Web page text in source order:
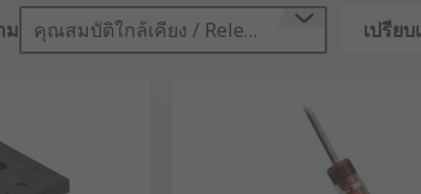
way
types of tasks
ม คุณสมบัติใกล้เคียง / Relevance เปรีย